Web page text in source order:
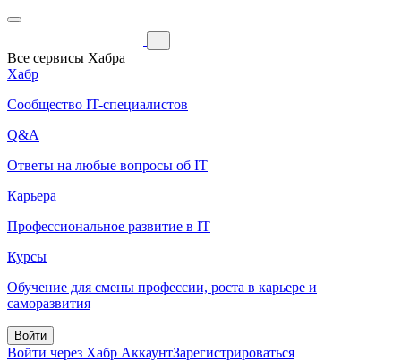
Все сервисы Хабра
Хабр
Сообщество IT-специалистов
Q&A
Ответы на любые вопросы об IT
Карьера
Профессиональное развитие в IT
Курсы
Обучение для смены профессии, роста в карьере и
саморазвития
Войти
Войти через Хабр АккаунтЗарегистрироваться